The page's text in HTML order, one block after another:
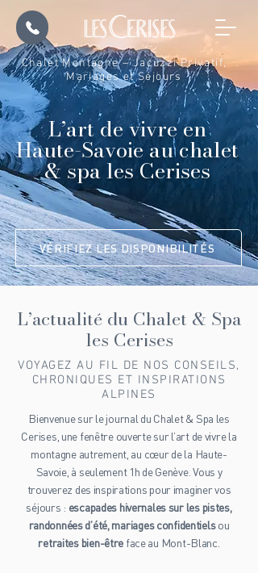
Chalet Montagne – Jacuzzi Privatif,
Mariages et Séjours
L’art de vivre en
Haute-Savoie au chalet
& spa les Cerises
VÉRIFIEZ LES DISPONIBILITÉS
L’actualité du Chalet & Spa
les Cerises
VOYAGEZ AU FIL DE NOS CONSEILS,
CHRONIQUES ET INSPIRATIONS
ALPINES
Bienvenue sur le journal du Chalet & Spa les
Cerises, une fenêtre ouverte sur l’art de vivre la
montagne autrement, au cœur de la Haute-
Savoie, à seulement 1h de Genève. Vous y
trouverez des inspirations pour imaginer vos
séjours : escapades hivernales sur les pistes,
randonnées d’été, mariages confidentielsou
retraites bien-être face au Mont-Blanc.